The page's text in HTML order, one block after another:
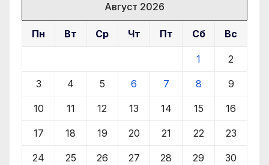
Август 2026
Пн Вт Ср Чт Пт Сб Вс
1 2
3 4 5 6 7 8 9
10 11 12 13 14 15 16
17 18 19 20 21 22 23
24 25 26 27 28 29 30